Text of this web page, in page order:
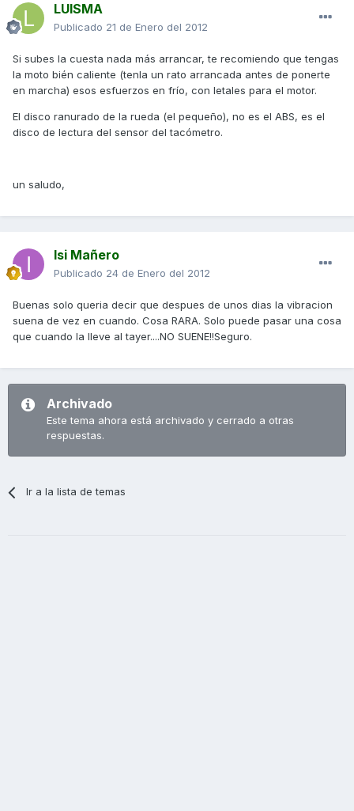
LUISMA
Publicado 21 de Enero del 2012
Si subes la cuesta nada más arrancar, te recomiendo que tengas
la moto bién caliente (tenla un rato arrancada antes de ponerte
en marcha) esos esfuerzos en frío, con letales para el motor.
El disco ranurado de la rueda (el pequeño), no es el ABS, es el
disco de lectura del sensor del tacómetro.
un saludo,
Isi Mañero
Publicado 24 de Enero del 2012
Buenas solo queria decir que despues de unos dias la vibracion
suena de vez en cuando. Cosa RARA. Solo puede pasar una cosa
que cuando la lleve al tayer....NO SUENE!!Seguro.
Archivado
Este tema ahora está archivado y cerrado a otras
respuestas.
Ir a la lista de temas